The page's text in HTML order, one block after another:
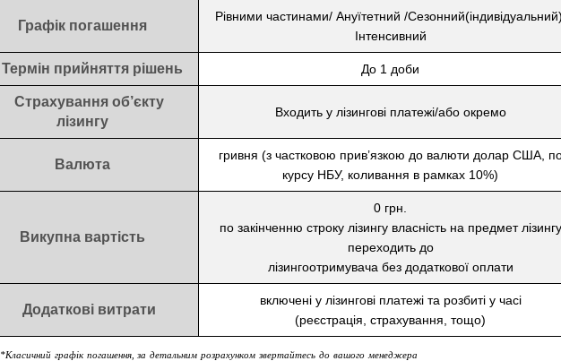
Графік погашення
Рівними частинами/ Ануїтетний /
Інтенсивний
Термін прийняття рішень До 1 доби
Страхування об’єкту
лізингу
Входить у лізингові платежі/або окремо
Валюта
гривня (з частковою прив’язкою до валюти долар США,
курсу НБУ, коливання в рамках 10%)
Викупна вартість
0 грн.
по закінченню строку лізингу власність на предмет лізингу
переходить до
лізингоотримувача без додаткової оплати
Додаткові витрати
включені у лізингові платежі та розбиті у часі
(реєстрація, страхування, тощо)
*Класичний графік погашення за детальним розрахунком звертайтесь до вашого менеджера